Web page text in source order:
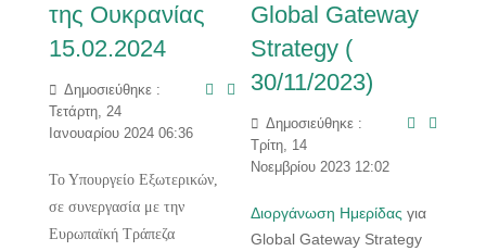
της Ουκρανίας
15.02.2024
Δημοσιεύθηκε :
Τετάρτη, 24
Ιανουαρίου 2024 06:36
Το Υπουργείο Εξωτερικών,
σε συνεργασία με την
Ευρωπαϊκή Τράπεζα
Global Gateway
Strategy (
30/11/2023)
Δημοσιεύθηκε :
Τρίτη, 14
Νοεμβρίου 2023 12:02
Διοργάνωση Ημερίδας για
Global Gateway Strategy